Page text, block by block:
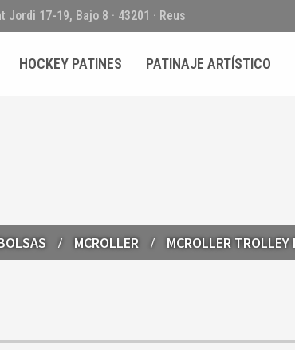
Jordi 17-19, Bajo 8 · 43201 · Reus
HOCKEY PATINES PATINAJE ARTÍSTICO
MCROLLER MCROLLER